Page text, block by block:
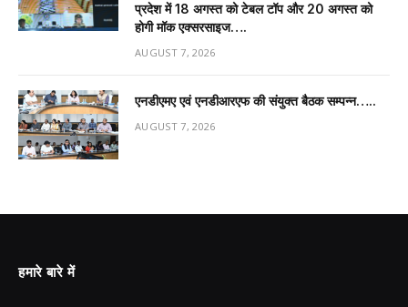
प्रदेश में 18 अगस्त को टेबल टॉप और 20 अगस्त को
होगी मॉक एक्सरसाइज….
AUGUST 7, 2026
एनडीएमए एवं एनडीआरएफ की संयुक्त बैठक सम्पन्न…..
AUGUST 7, 2026
हमारे बारे में